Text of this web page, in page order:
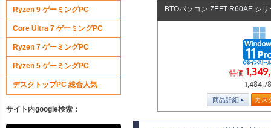
BTOパソコン ZEFT R60AE シリ
特価
商品詳細 カス
Ryzen 9 ゲーミングPC
Core Ultra 7 ゲーミングPC
Ryzen 7 ゲーミングPC
Ryzen 5 ゲーミングPC
デスクトップPC 総合人気
サイト内google検索：